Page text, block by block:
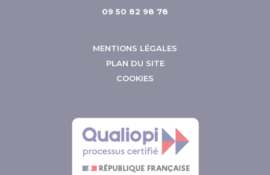
09 50 82 98 78
MENTIONS LÉGALES
PLAN DU SITE
COOKIES